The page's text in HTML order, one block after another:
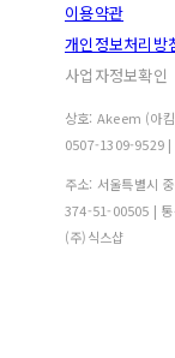
이용약관
개인정보처리방
사업자정보확인
상호: Akeem (아
0507-1309-9529
주소: 서울특별시
374-51-00505 |
(주)식스샵